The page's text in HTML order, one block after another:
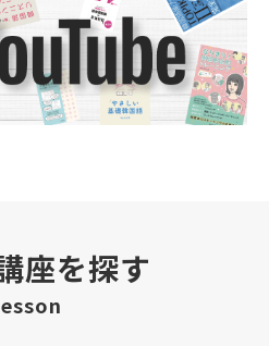
座を探す